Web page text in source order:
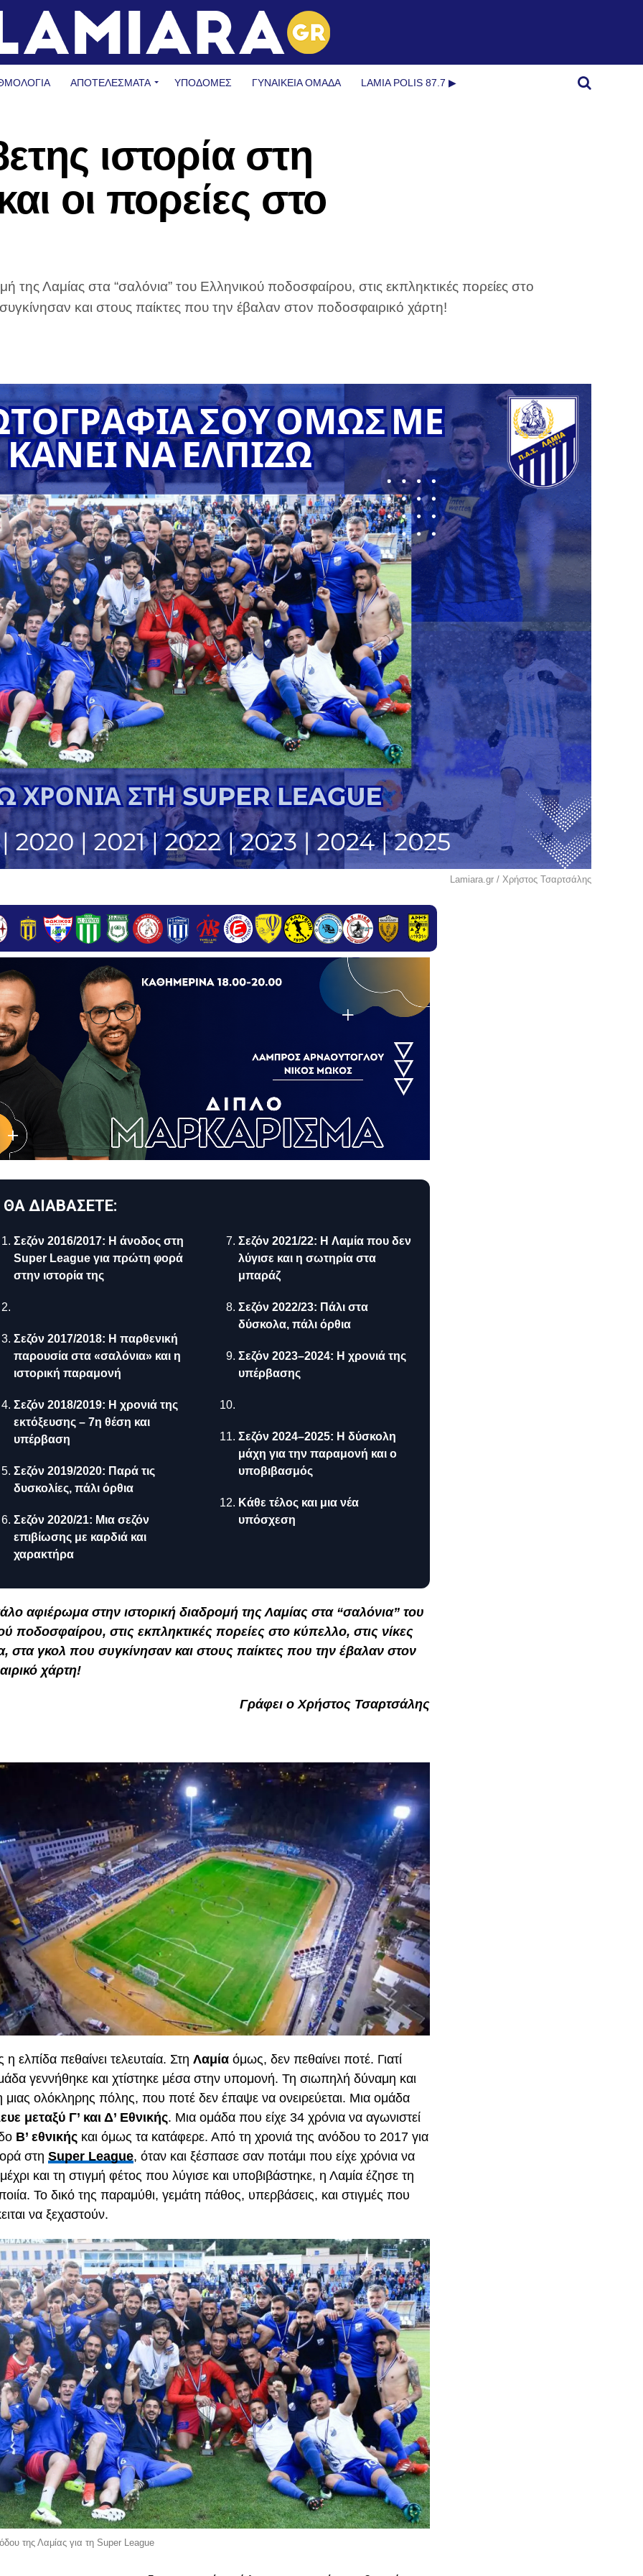
ΑΠΟΤΕΛΕΣΜΑΤΑ ΥΠΟΔΟΜΈΣ ΓΥΝΑΙΚΕΊΑ ΟΜΆΔΑ LAMIA POLIS 87.7 ▶︎
ιστορία στη
οι πορείες στο
της Λαμίας στα “σαλόνια” του Ελληνικού ποδοσφαίρου, στις εκπληκτικές πορείες στο
και στους παίκτες που την έβαλαν στον ποδοσφαιρικό χάρτη!
Lamiara.gr / Χρήστος Τσαρτσάλης
ΘΑ ΔΙΑΒΑΣΕΤΕ:
Σεζόν 2016/2017: Η άνοδος στη
Super League για πρώτη φορά
στην ιστορία της
Σεζόν 2017/2018: Η παρθενική
παρουσία στα «σαλόνια» και η
ιστορική παραμονή
Σεζόν 2018/2019: Η χρονιά της
εκτόξευσης – 7η θέση και
υπέρβαση
Σεζόν 2019/2020: Παρά τις
δυσκολίες, πάλι όρθια
Σεζόν 2020/21: Μια σεζόν
επιβίωσης με καρδιά και
χαρακτήρα
Σεζόν 2021/22: Η Λαμία που δεν
λύγισε και η σωτηρία στα
μπαράζ
Σεζόν 2022/23: Πάλι στα
δύσκολα, πάλι όρθια
Σεζόν 2023–2024: Η χρονιά της
υπέρβασης
Σεζόν 2024–2025: Η δύσκολη
μάχη για την παραμονή και ο
υποβιβασμός
Κάθε τέλος και μια νέα
υπόσχεση
αφιέρωμα στην ιστορική διαδρομή της Λαμίας στα “σαλόνια” του
ποδοσφαίρου, στις εκπληκτικές πορείες στο κύπελλο, στις νίκες
στα γκολ που συγκίνησαν και στους παίκτες που την έβαλαν στον
χάρτη!
Γράφει ο Χρήστος Τσαρτσάλης
ελπίδα πεθαίνει τελευταία. Στη Λαμία όμως, δεν πεθαίνει ποτέ. Γιατί
γεννήθηκε και χτίστηκε μέσα στην υπομονή. Τη σιωπηλή δύναμη και
μιας ολόκληρης πόλης, που ποτέ δεν έπαψε να ονειρεύεται. Μια ομάδα
μεταξύ Γ’ και Δ’ Εθνικής. Μια ομάδα που είχε 34 χρόνια να αγωνιστεί
Β’ εθνικής και όμως τα κατάφερε. Από τη χρονιά της ανόδου το 2017 για
στη Super League, όταν και ξέσπασε σαν ποτάμι που είχε χρόνια να
και τη στιγμή φέτος που λύγισε και υποβιβάστηκε, η Λαμία έζησε τη
Το δικό της παραμύθι, γεμάτη πάθος, υπερβάσεις, και στιγμές που
να ξεχαστούν.
της Λαμίας για τη Super League